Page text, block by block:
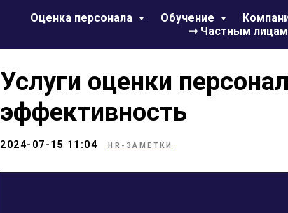
Оценка персонала Обучение
➞ Частным лицам
Услуги оценки
эффективность
2024-07-15 11:04 HR-ЗАМЕТКИ